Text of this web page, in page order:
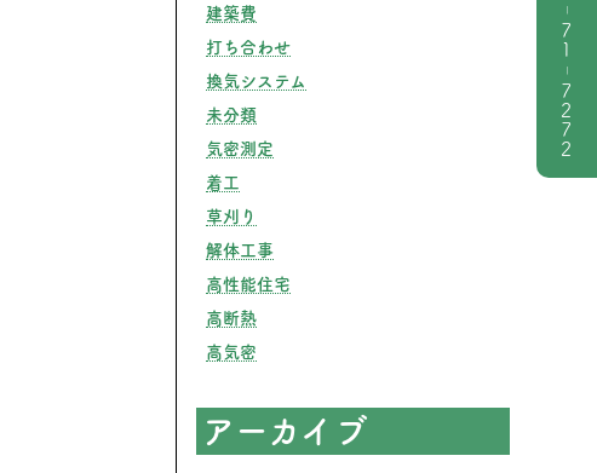
建築費
打ち合わせ
換気システム
未分類
気密測定
着工
草刈り
解体工事
高性能住宅
高断熱
高気密
アーカイブ
71
7272